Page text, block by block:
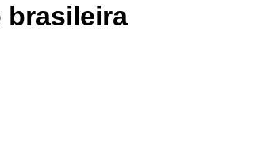
brasileira